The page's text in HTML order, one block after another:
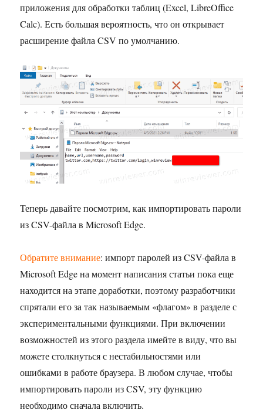
приложения для обработки таблиц (Excel, LibreOffice
Calc). Есть большая вероятность, что он открывает
расширение файла CSV по умолчанию.
Теперь давайте посмотрим, как импортировать пароли
из CSV-файла в Microsoft Edge.
Обратите внимание: импорт паролей из CSV-файла в
Microsoft Edge на момент написания статьи пока еще
находится на этапе доработки, поэтому разработчики
спрятали его за так называемым «флагом» в разделе с
экспериментальными функциями. При включении
возможностей из этого раздела имейте в виду, что вы
можете столкнуться с нестабильностями или
ошибками в работе браузера. В любом случае, чтобы
импортировать пароли из CSV, эту функцию
необходимо сначала включить.